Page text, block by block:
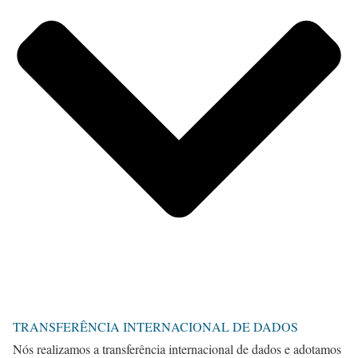
TRANSFERÊNCIA INTERNACIONAL DE DADOS
Nós realizamos a transferência internacional de dados e adotamos